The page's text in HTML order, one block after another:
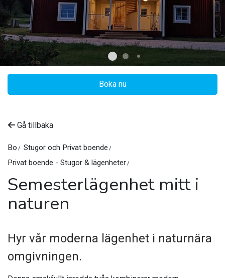
Boka nu
Gå tillbaka
Bo
Stugor och Privat boende
Privat boende - Stugor & lägenheter
Semesterlägenhet mitt i
naturen
Hyr vår moderna lägenhet i naturnära
omgivningen.